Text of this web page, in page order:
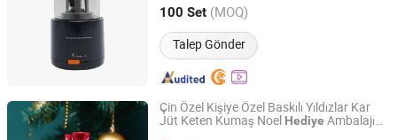
100 Set (MOQ)
Talep Gönder
Zhejiang, China Fiyat 2026
Çin Özel Kişiye Özel Baskılı Yıldızlar Kar
Jüt Keten Kumaş Noel Hediye Ambalajı
Hangzhou Longtan Technology Co., Ltd.